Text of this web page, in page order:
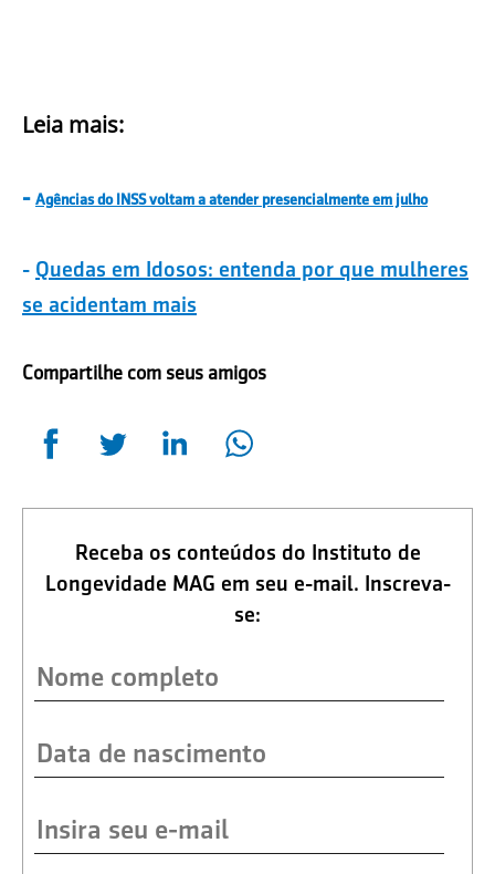
Leia mais:
- Agências do INSS voltam a atender presencialmente em julho
- Quedas em Idosos: entenda por que mulheres
se acidentam mais
Compartilhe com seus amigos
Receba os conteúdos do Instituto de
Longevidade MAG em seu e-mail. Inscreva-
se: